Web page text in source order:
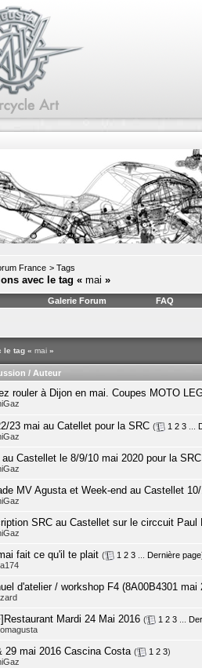
France > Tags
avec le tag « mai »
Galerie Forum FAQ
le tag « mai »
/ Auteur
rouler à Dijon en mai. Coupes MOTO
23 mai au Catellet pour la SRC ( 1 2 3
au Castellet le 8/9/10 mai 2020 pour la SRC
MV Agusta et Week-end au Castellet
SRC au Castellet sur le circcuit Paul
fait ce qu'il te plait ( 1 2 3 Dernière page
d'atelier / workshop F4 (8A00B4301 mai
Mardi 24 Mai 2016 ( 1 2 3
29 mai 2016 Cascina Costa ( 1 2 3)